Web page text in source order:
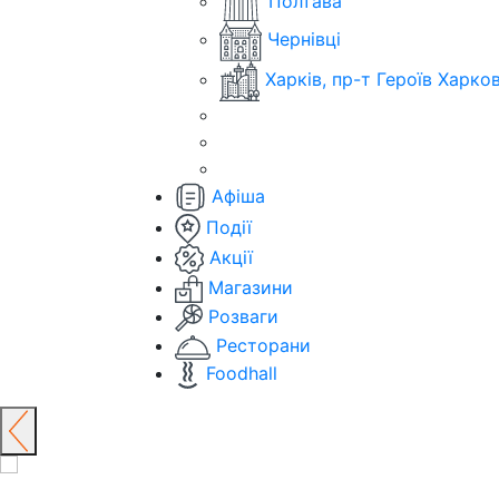
Чернівці
Харків, пр-т Героїв
Афіша
Події
Акції
Магазини
Розваги
Ресторани
Foodhall